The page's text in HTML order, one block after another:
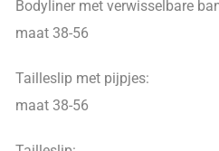
Bodyliner met verwisselbare
maat 38-56
Tailleslip met pijpjes:
maat 38-56